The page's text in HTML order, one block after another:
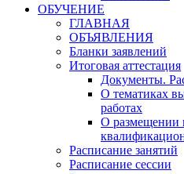
ОБУЧЕНИЕ
ГЛАВНАЯ
ОБЪЯВЛЕНИЯ
Бланки заявлений
Итоговая аттестация
Документы.
О тематиках
работах
О размещении
Расписание занятий
Расписание сессии